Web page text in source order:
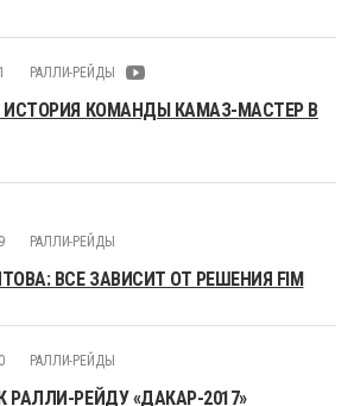
РАЛЛИ-РЕЙДЫ
– ИСТОРИЯ КОМАНДЫ КАМАЗ-МАСТЕР В
РАЛЛИ-РЕЙДЫ
ВСЕ ЗАВИСИТ ОТ РЕШЕНИЯ FIM
РАЛЛИ-РЕЙДЫ
РАЛЛИ-РЕЙДУ «ДАКАР-2017»